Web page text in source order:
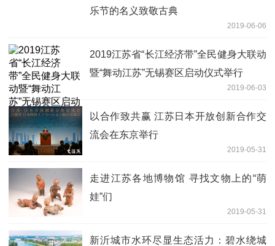
乐节的名义致敬古典
2019-06-06
2019江苏省“长江经济带”全民健身大联动
暨“舞动江苏”无锡赛区启动仪式举行
2019-06-03
以合作致共赢 江苏日本开放创新合作交
流会在东京举行
2019-05-31
走进江苏各地博物馆 寻找文物上的“萌
娃”们
2019-05-31
新沂城市水环尽显生态活力：碧水绕城